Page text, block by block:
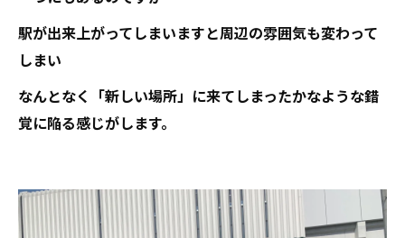
駅が出来上がってしまいますと周辺の雰囲気も変わって
しまい
なんとなく「新しい場所」に来てしまったかなような錯
覚に陥る感じがします。